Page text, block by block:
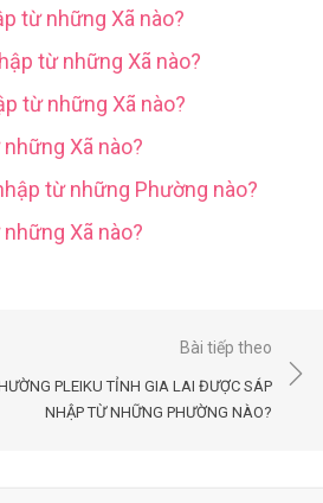
từ những Xã nào?
từ những Xã nào?
từ những Xã nào?
Xã nào?
từ những Phường nào?
Xã nào?
Bài tiếp theo
PLEIKU TỈNH GIA LAI ĐƯỢC SÁP
NHẬP TỪ NHỮNG PHƯỜNG NÀO?